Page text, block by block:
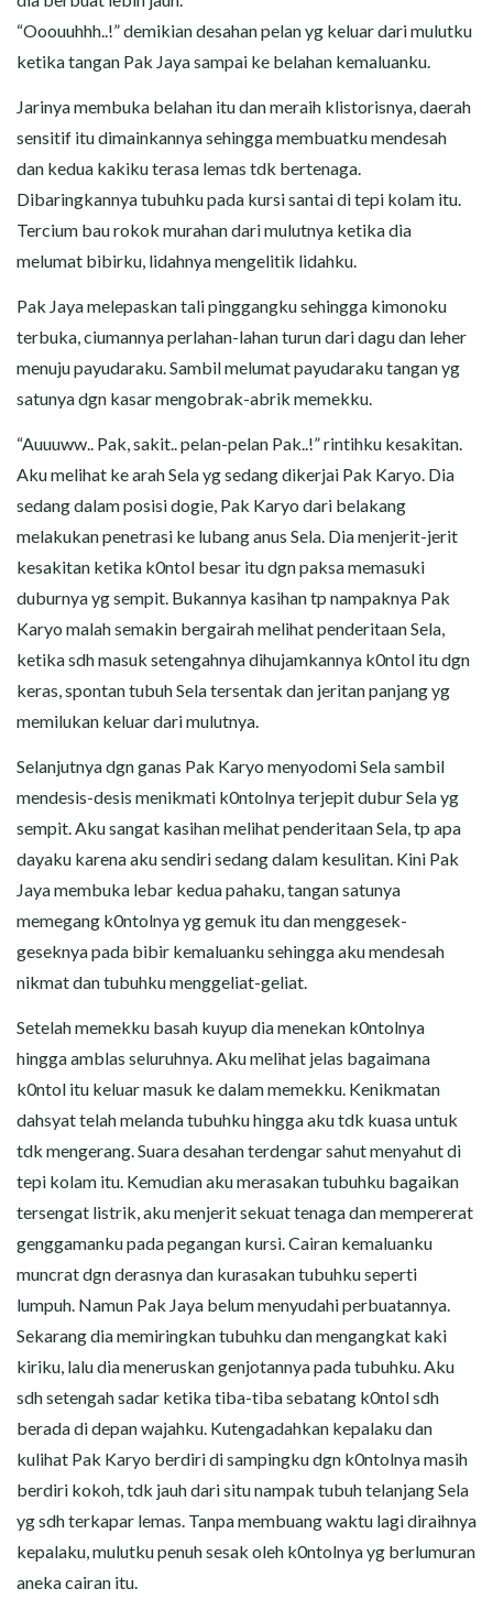
“Ooouuhhh..!” demikian desahan pelan yg keluar dari mulutku
ketika tangan Pak Jaya sampai ke belahan kemaluanku.
Jarinya membuka belahan itu dan meraih klistorisnya, daerah
sensitif itu dimainkannya sehingga membuatku mendesah
dan kedua kakiku terasa lemas tdk bertenaga.
Dibaringkannya tubuhku pada kursi santai di tepi kolam itu.
Tercium bau rokok murahan dari mulutnya ketika dia
melumat bibirku, lidahnya mengelitik lidahku.
Pak Jaya melepaskan tali pinggangku sehingga kimonoku
terbuka, ciumannya perlahan-lahan turun dari dagu dan leher
menuju payudaraku. Sambil melumat payudaraku tangan yg
satunya dgn kasar mengobrak-abrik memekku.
“Auuuww.. Pak, sakit.. pelan-pelan Pak..!” rintihku kesakitan.
Aku melihat ke arah Sela yg sedang dikerjai Pak Karyo. Dia
sedang dalam posisi dogie, Pak Karyo dari belakang
melakukan penetrasi ke lubang anus Sela. Dia menjerit-jerit
kesakitan ketika k0ntol besar itu dgn paksa memasuki
duburnya yg sempit. Bukannya kasihan tp nampaknya Pak
Karyo malah semakin bergairah melihat penderitaan Sela,
ketika sdh masuk setengahnya dihujamkannya k0ntol itu dgn
keras, spontan tubuh Sela tersentak dan jeritan panjang yg
memilukan keluar dari mulutnya.
Selanjutnya dgn ganas Pak Karyo menyodomi Sela sambil
mendesis-desis menikmati k0ntolnya terjepit dubur Sela yg
sempit. Aku sangat kasihan melihat penderitaan Sela, tp apa
dayaku karena aku sendiri sedang dalam kesulitan. Kini Pak
Jaya membuka lebar kedua pahaku, tangan satunya
memegang k0ntolnya yg gemuk itu dan menggesek-
geseknya pada bibir kemaluanku sehingga aku mendesah
nikmat dan tubuhku menggeliat-geliat.
Setelah memekku basah kuyup dia menekan k0ntolnya
hingga amblas seluruhnya. Aku melihat jelas bagaimana
k0ntol itu keluar masuk ke dalam memekku. Kenikmatan
dahsyat telah melanda tubuhku hingga aku tdk kuasa untuk
tdk mengerang. Suara desahan terdengar sahut menyahut di
tepi kolam itu. Kemudian aku merasakan tubuhku bagaikan
tersengat listrik, aku menjerit sekuat tenaga dan mempererat
genggamanku pada pegangan kursi. Cairan kemaluanku
muncrat dgn derasnya dan kurasakan tubuhku seperti
lumpuh. Namun Pak Jaya belum menyudahi perbuatannya.
Sekarang dia memiringkan tubuhku dan mengangkat kaki
kiriku, lalu dia meneruskan genjotannya pada tubuhku. Aku
sdh setengah sadar ketika tiba-tiba sebatang k0ntol sdh
berada di depan wajahku. Kutengadahkan kepalaku dan
kulihat Pak Karyo berdiri di sampingku dgn k0ntolnya masih
berdiri kokoh, tdk jauh dari situ nampak tubuh telanjang Sela
yg sdh terkapar lemas. Tanpa membuang waktu lagi diraihnya
kepalaku, mulutku penuh sesak oleh k0ntolnya yg berlumuran
aneka cairan itu.